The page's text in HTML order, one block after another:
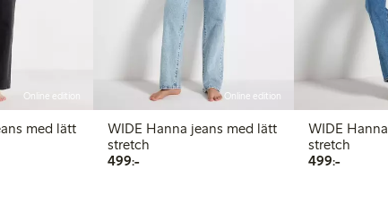
Online edition Online edition
WIDE Hanna jeans med lätt
stretch
499:-499,00 kr
WIDE Hanna jeans med lätt
stretch
499:-499,00 kr